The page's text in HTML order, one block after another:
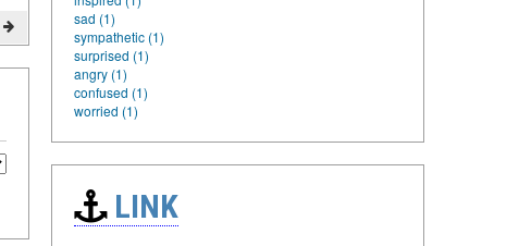
sad (1)
sympathetic (1)
surprised (1)
angry (1)
confused (1)
worried (1)
LINK